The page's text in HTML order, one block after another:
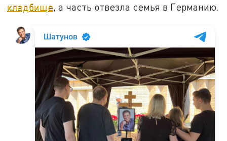
кладбище , а часть отвезла семья в Германию.